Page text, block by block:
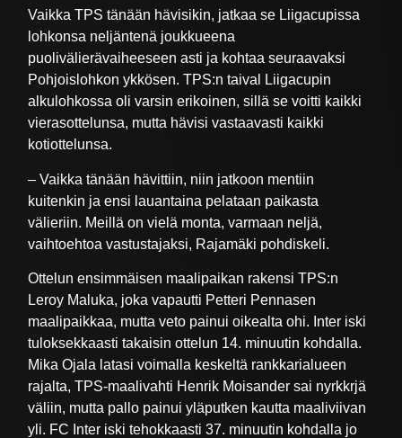
Vaikka TPS tänään hävisikin, jatkaa se Liigacupissa
lohkonsa neljäntenä joukkueena
puolivälierävaiheeseen asti ja kohtaa seuraavaksi
Pohjoislohkon ykkösen. TPS:n taival Liigacupin
alkulohkossa oli varsin erikoinen, sillä se voitti kaikki
vierasottelunsa, mutta hävisi vastaavasti kaikki
kotiottelunsa.
– Vaikka tänään hävittiin, niin jatkoon mentiin
kuitenkin ja ensi lauantaina pelataan paikasta
välieriin. Meillä on vielä monta, varmaan neljä,
vaihtoehtoa vastustajaksi, Rajamäki pohdiskeli.
Ottelun ensimmäisen maalipaikan rakensi TPS:n
Leroy Maluka, joka vapautti Petteri Pennasen
maalipaikkaa, mutta veto painui oikealta ohi. Inter iski
tuloksekkaasti takaisin ottelun 14. minuutin kohdalla.
Mika Ojala latasi voimalla keskeltä rankkarialueen
rajalta, TPS-maalivahti Henrik Moisander sai nyrkkrjä
väliin, mutta pallo painui yläputken kautta maaliviivan
yli. FC Inter iski tehokkaasti 37. minuutin kohdalla jo